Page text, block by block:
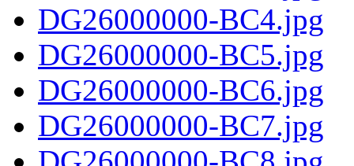
DG26000000-BC4.jpg
DG26000000-BC5.jpg
DG26000000-BC6.jpg
DG26000000-BC7.jpg